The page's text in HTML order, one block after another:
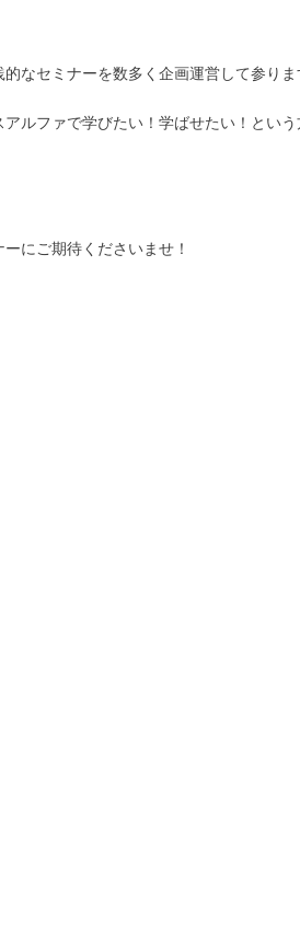
なセミナーを数多く企画運営して参りま
ルファで学びたい！学ばせたい！とい
にご期待くださいませ！